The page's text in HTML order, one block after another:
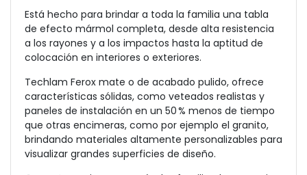
Está hecho para brindar a toda la familia una tabla
de efecto mármol completa, desde alta resistencia
a los rayones y a los impactos hasta la aptitud de
colocación en interiores o exteriores.
Techlam Ferox mate o de acabado pulido, ofrece
características sólidas, como veteados realistas y
paneles de instalación en un 50 % menos de tiempo
que otras encimeras, como por ejemplo el granito,
brindando materiales altamente personalizables para
visualizar grandes superficies de diseño.